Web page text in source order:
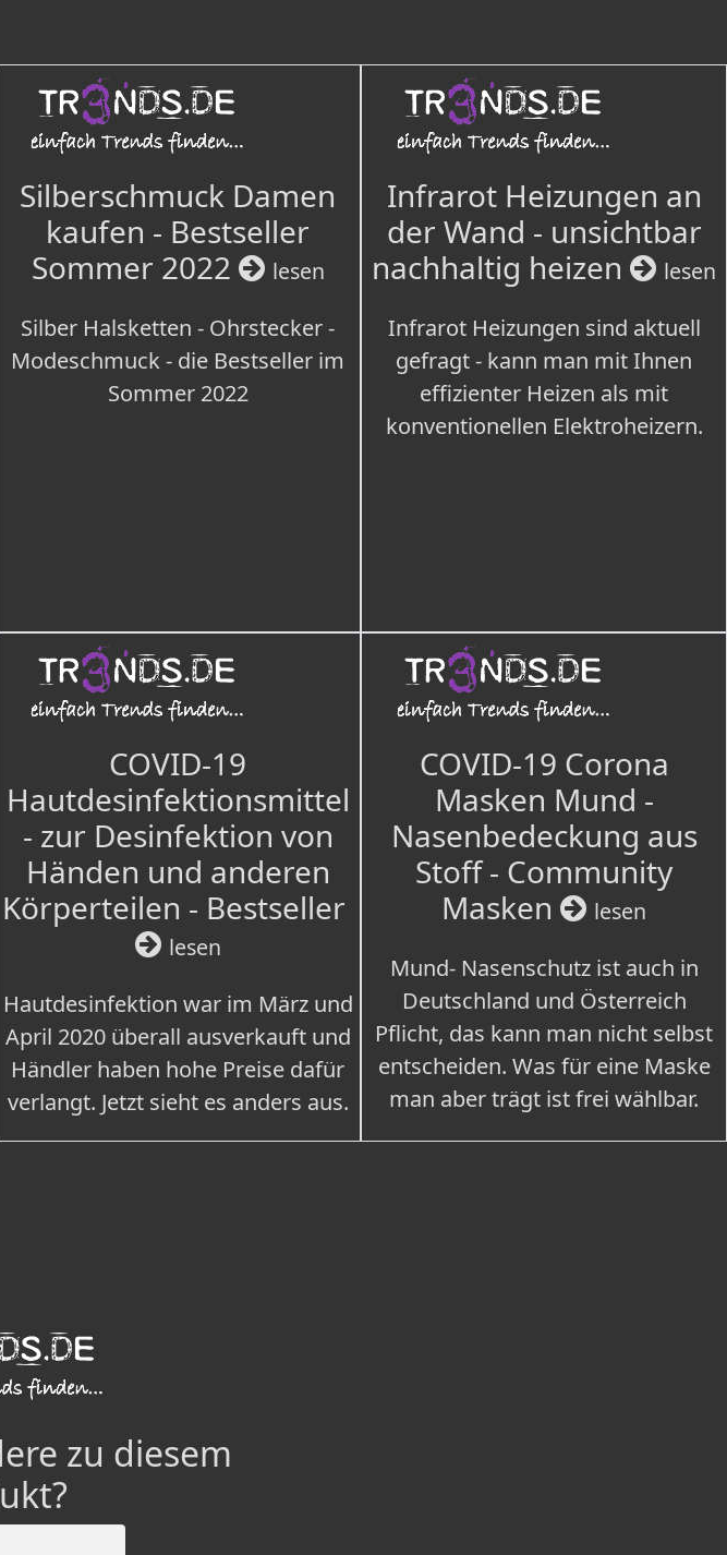
Silberschmuck Damen
kaufen - Bestseller
Sommer 2022
lesen
Silber Halsketten - Ohrstecker -
Modeschmuck - die Bestseller im
Sommer 2022
Infrarot Heizungen an
der Wand - unsichtbar
nachhaltig heizen
lesen
Infrarot Heizungen sind aktuell
gefragt - kann man mit Ihnen
effizienter Heizen als mit
konventionellen Elektroheizern.
COVID-19
Hautdesinfektionsmittel
- zur Desinfektion von
Händen und anderen
Körperteilen - Bestseller
lesen
Hautdesinfektion war im März und
April 2020 überall ausverkauft und
Händler haben hohe Preise dafür
verlangt. Jetzt sieht es anders aus.
COVID-19 Corona
Masken Mund -
Nasenbedeckung aus
Stoff - Community
Masken
lesen
Mund- Nasenschutz ist auch in
Deutschland und Österreich
Pflicht, das kann man nicht selbst
entscheiden. Was für eine Maske
man aber trägt ist frei wählbar.
zu diesem